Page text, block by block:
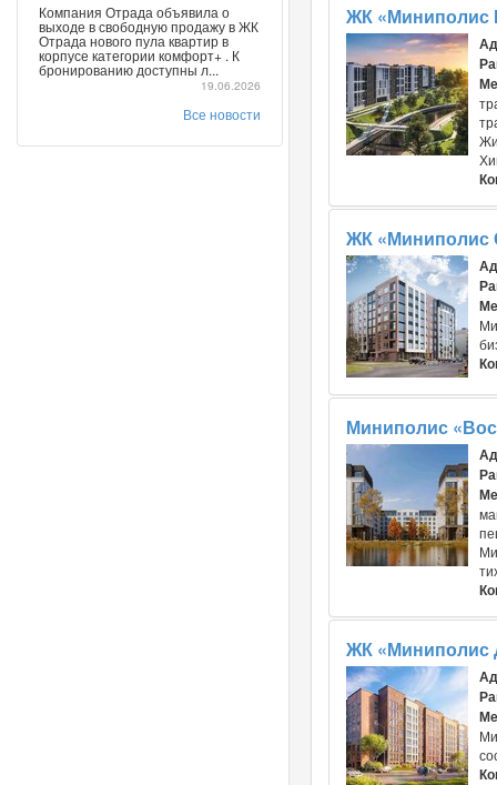
Компания Отрада объявила о
выходе в свободную продажу в ЖК
Отрада нового пула квартир в
корпусе категории комфорт+ . К
бронированию доступны л...
19.06.2026
Все новости
ЖК «Миниполис
ЖК «Миниполис
Миниполис
ЖК «Миниполис